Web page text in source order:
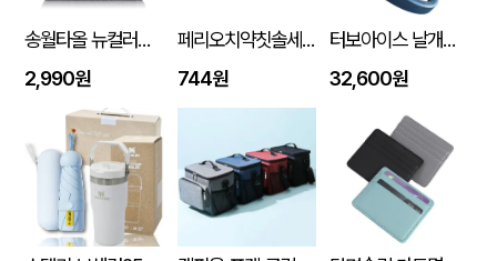
송월타올 뉴컬러무지 150g (30수/40*80cm)
2,990원
페리오치약칫솔세트
744원
터보아이스 날개없는 넥쿨러 4000mAh
32,600원